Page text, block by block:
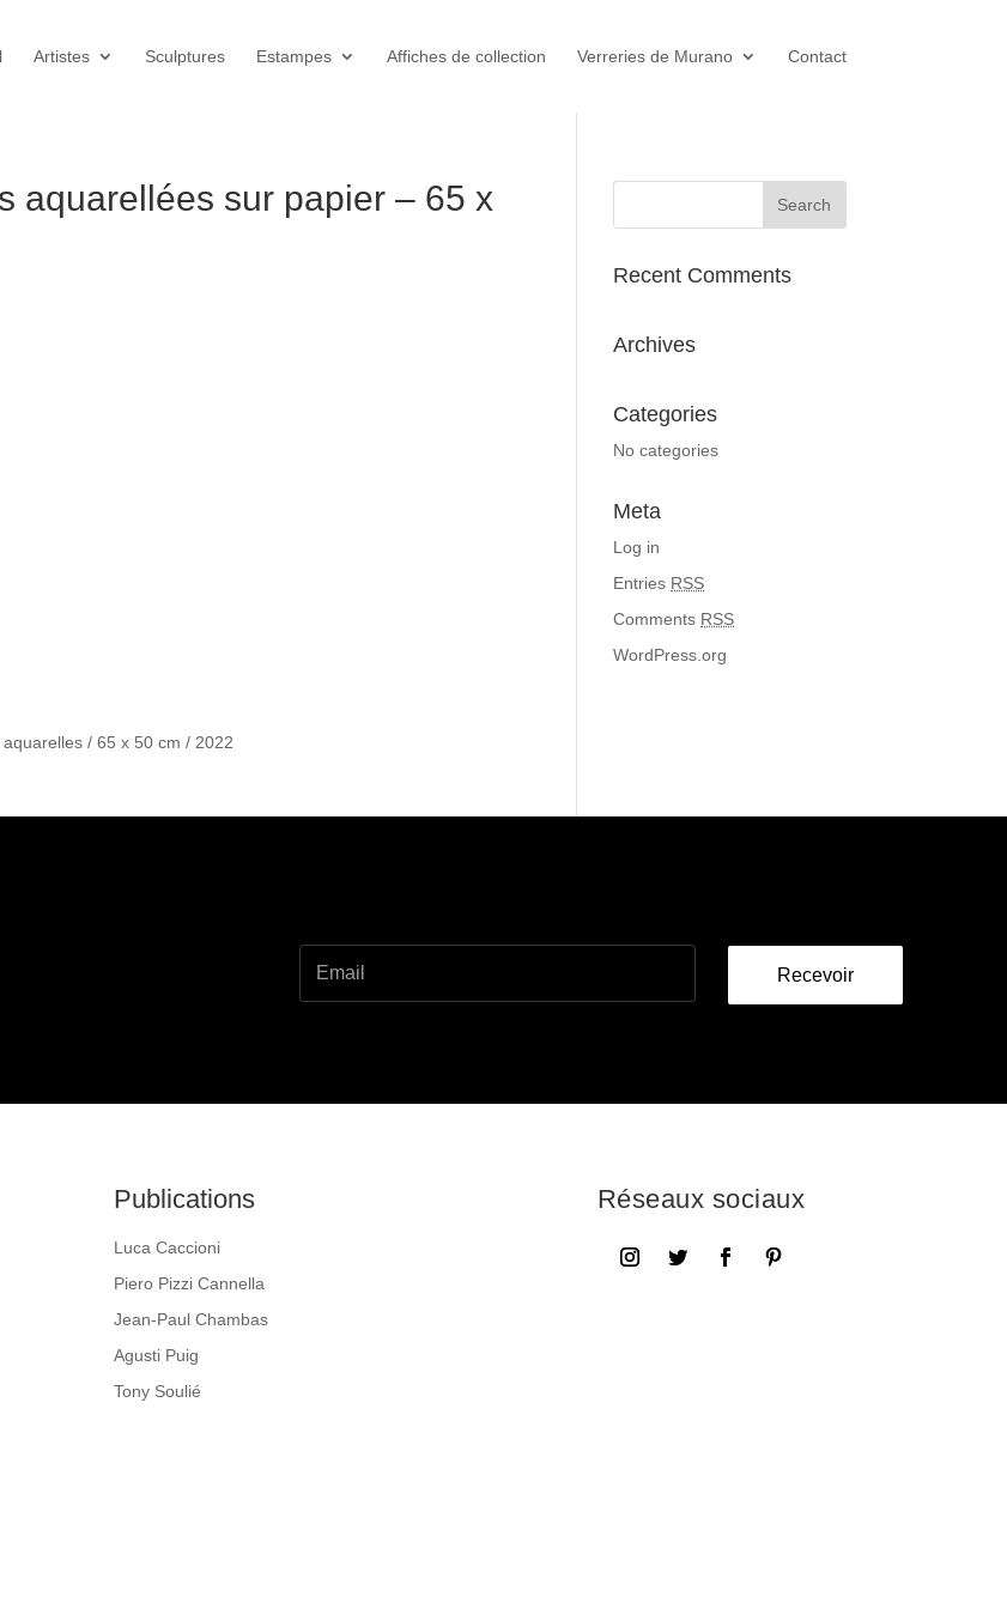
Artistes Sculptures Estampes Affiches de collection Verreries de Murano Contact
aquarellées sur papier – 65 x
/ 65 x 50 cm / 2022
Recent Comments
Archives
Categories
No categories
Meta
Log in
Entries RSS
Comments RSS
WordPress.org
Recevoir
Publications
Luca Caccioni
Piero Pizzi Cannella
Jean-Paul Chambas
Agusti Puig
Tony Soulié
Réseaux sociaux